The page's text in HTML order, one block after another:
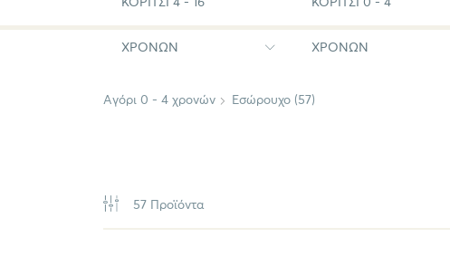
ΚΟΡΊΤΣΙ 4 - 16
ΧΡΟΝΏΝ
ΚΟΡΊΤΣΙ 0 - 4
ΧΡΟΝΏΝ
Αγόρι 0 - 4 χρονών Εσώρουχο (57)
57 Προϊόντα